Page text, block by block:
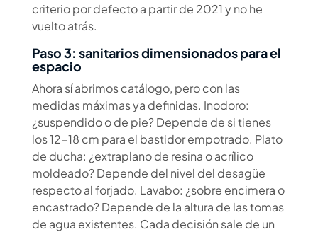
criterio por defecto a partir de 2021 y no he
vuelto atrás.
Paso 3: sanitarios dimensionados para el
espacio
Ahora sí abrimos catálogo, pero con las
medidas máximas ya definidas. Inodoro:
¿suspendido o de pie? Depende de si tienes
los 12-18 cm para el bastidor empotrado. Plato
de ducha: ¿extraplano de resina o acrílico
moldeado? Depende del nivel del desagüe
respecto al forjado. Lavabo: ¿sobre encimera o
encastrado? Depende de la altura de las tomas
de agua existentes. Cada decisión sale de un